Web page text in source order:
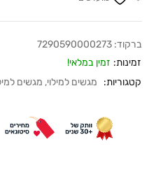
ברקוד: 7290590000273
זמינות: זמין במלאי!
קטגוריות:
מגשים למילוי, מגשים